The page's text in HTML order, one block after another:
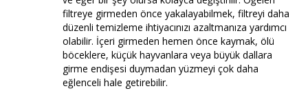
filtreye girmeden önce yakalayabilmek, filtreyi daha
düzenli temizleme ihtiyacınızı azaltmanıza yardımcı
olabilir. İçeri girmeden hemen önce kaymak, ölü
böceklere, küçük hayvanlara veya büyük dallara
girme endişesi duymadan yüzmeyi çok daha
eğlenceli hale getirebilir.